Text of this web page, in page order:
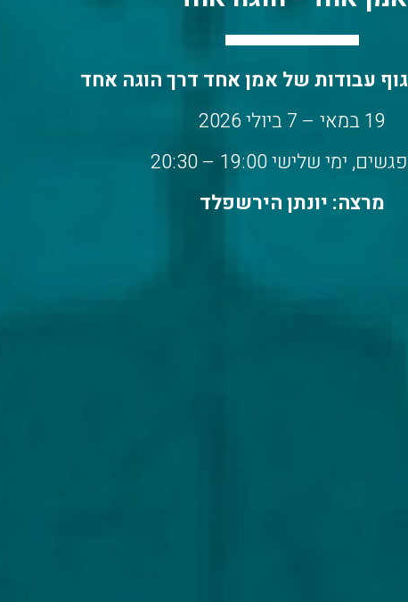
19 במאי – 7 ביולי 2026
מרצה: יונתן הירשפלד